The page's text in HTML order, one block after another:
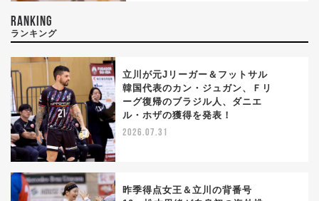
RANKING
ランキング
立川が元Jリーガー＆フットサル
韓国代表のカン・ジュガン、Ｆリ
ーグ復帰のブラジル人、ダニエ
ル・ホザの獲得を発表！
2026.07.31
昨季得点女王＆立川の背番号